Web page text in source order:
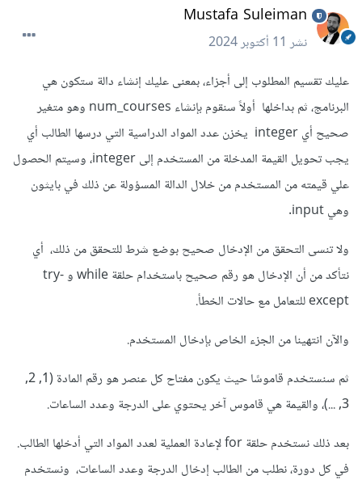
Mustafa Suleiman
نشر11 أكتوبر 2024
عليك تقسيم المطلوب إلى أجزاء، بمعنى عليك إنشاء دالة ستكون هي
البرنامج، ثم بداخلها أولاً سنقوم بإنشاء num_courses وهو متغير
صحيح أي integer يخزن عدد المواد الدراسية التي درسها الطالب أي
يجب تحويل القيمة المدخلة من المستخدم إلى integer، وسيتم الحصول
علي قيمته من المستخدم من خلال الدالة المسؤولة عن ذلك في بايثون
وهي input.
ولا تنسى التحقق من الإدخال صحيح بوضع شرط للتحقق من ذلك، أي
نتأكد من أن الإدخال هو رقم صحيح باستخدام حلقة while و try-
except للتعامل مع حالات الخطأ.
والآن انتهينا من الجزء الخاص بإدخال المستخدم.
ثم سنستخدم قاموسًا حيث يكون مفتاح كل عنصر هو رقم المادة (1, 2,
3, ...)، والقيمة هي قاموس آخر يحتوي على الدرجة وعدد الساعات.
بعد ذلك نستخدم حلقة for لإعادة العملية لعدد المواد التي أدخلها الطالب.
في كل دورة، نطلب من الطالب إدخال الدرجة وعدد الساعات، ونستخدم